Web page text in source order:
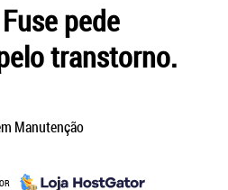
pede
transtorno.
Manutenção